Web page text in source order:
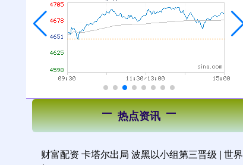
热点资讯
财富配资 卡塔尔出局 波黑以小组第三晋级 | 世界